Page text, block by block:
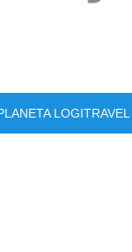
LOGITRAVEL